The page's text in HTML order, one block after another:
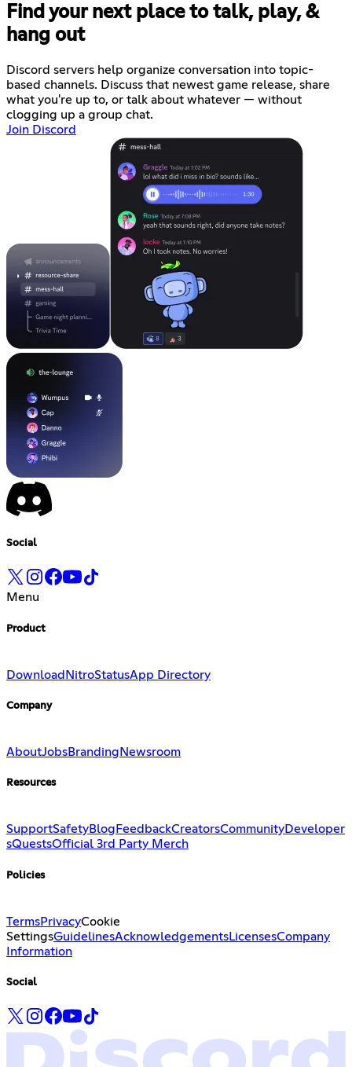
Find your next place to talk, play, &
hang out
Discord servers help organize conversation into topic-
based channels. Discuss that newest game release, share
what you're up to, or talk about whatever — without
clogging up a group chat.
Join Discord
Social
Menu
Product
Download NitroStatusApp Directory
Company
AboutJobsBranding Newsroom
Resources
SupportSafetyBlog FeedbackCreatorsCommunityDeveloper
sQuestsOfficial 3rd Party Merch
Policies
TermsPrivacyCookie
SettingsGuidelinesAcknowledgementsLicensesCompany
Information
Social